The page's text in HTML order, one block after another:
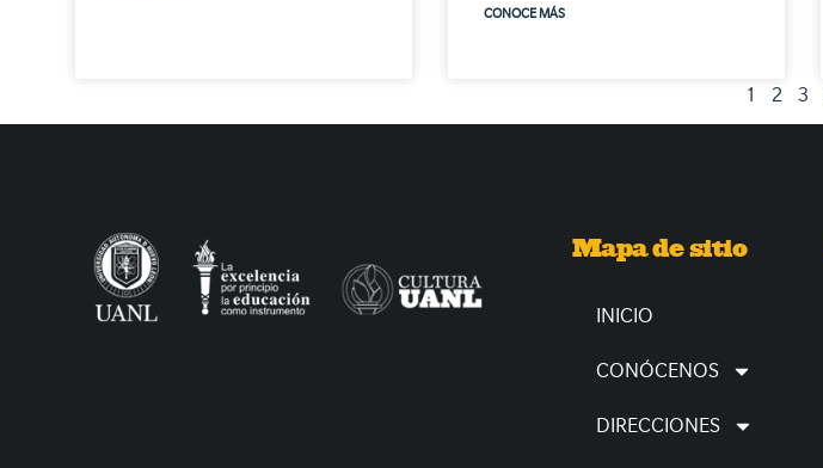
CONOCE MÁS
1 2 3
Mapa de sitio
INICIO
CONÓCENOS
DIRECCIONES